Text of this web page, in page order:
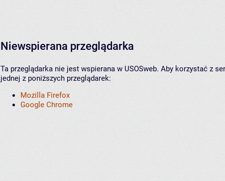
Niewspierana przeglądarka
Ta przeglądarka nie jest wspierana w USOSweb. Aby korzystać z
jednej z poniższych przeglądarek:
Mozilla Firefox
Google Chrome